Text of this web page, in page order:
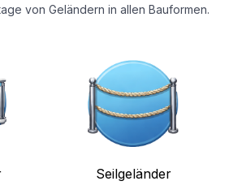
von Geländern in allen Bauformen.
Seilgeländer